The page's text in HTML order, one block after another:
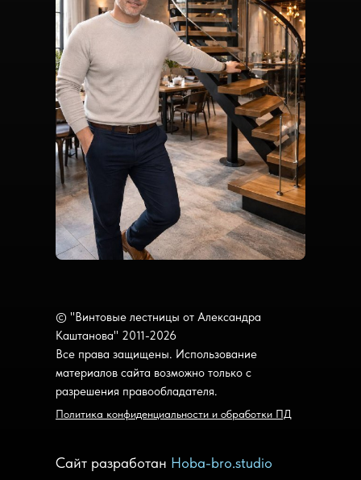
© "Винтовые лестницы от Александра
Каштанова" 2011-2026
Все права защищены. Использование
материалов сайта возможно только с
разрешения правообладателя.
Политика конфиденциальности и обработки ПД
Сайт разработан Hoba-bro.studio